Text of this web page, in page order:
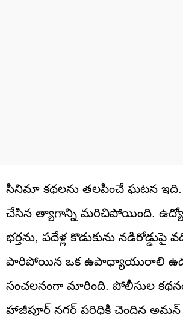
సినిమా కథలను తలపించే ఘటన ఇది.
చేసిన త్యాగాన్ని మరిచిపోయింది.
భర్తను, పదేళ్ల కొడుకును
పారిపోయిన ఒక ఉపాధ్యాయురాలి
సంచలనంగా మారింది. పోలీసుల కథనం
హాజీపూర్ నగర్ పరిధికి చెందిన అమన్